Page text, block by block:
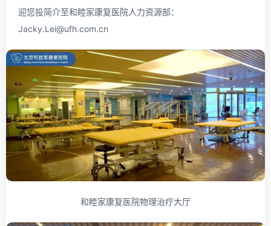
迎您投简介至和睦家康复医院人力资源部：
Jacky.Lei@ufh.com.cn
和睦家康复医院物理治疗大厅